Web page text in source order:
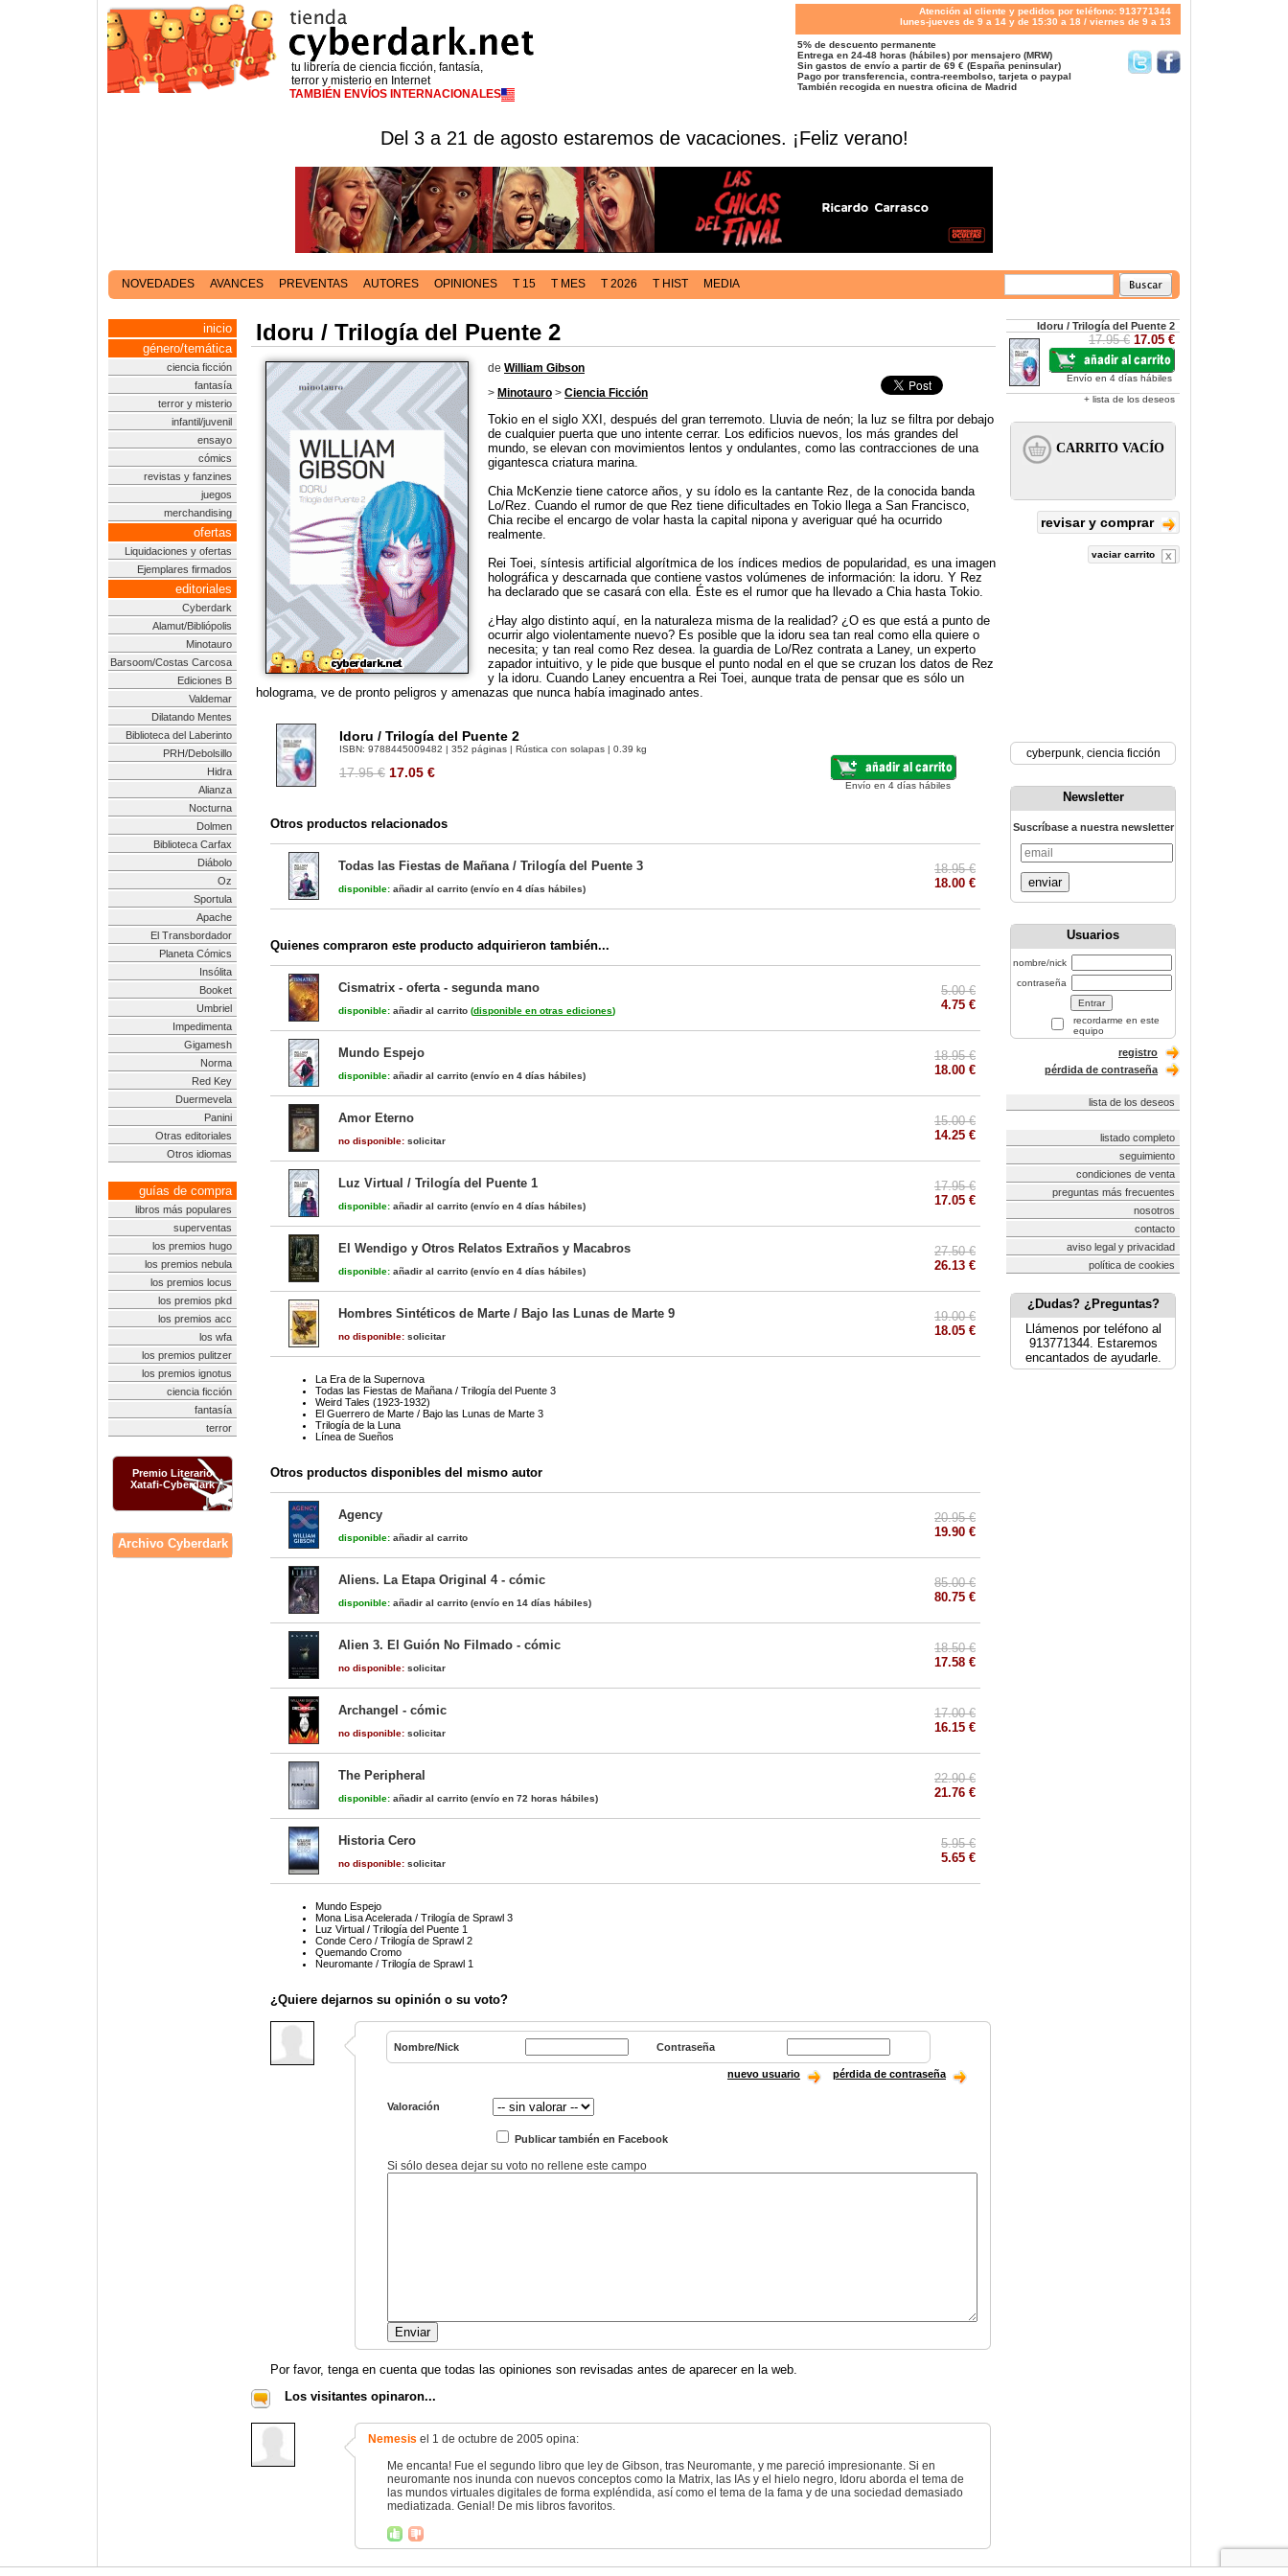
tu librería de ciencia ficción, fantasía,
terror y misterio en Internet
TAMBIÉN ENVÍOS INTERNACIONALES
Atención al cliente y pedidos por teléfono: 913771344
lunes-jueves de 9 a 14 y de 15:30 a 18 / viernes de 9 a 13
5% de descuento permanente
Entrega en 24-48 horas (hábiles) por mensajero (MRW)
Sin gastos de envío a partir de 69 € (España peninsular)
Pago por transferencia, contra-reembolso, tarjeta o paypal
También recogida en nuestra oficina de Madrid
Del 3 a 21 de agosto estaremos de vacaciones. ¡Feliz verano!
NOVEDADES AVANCES PREVENTAS AUTORES OPINIONES T 15 T MES T 2026 T HIST MEDIA
inicio
género/temática
ciencia ficción
fantasía
terror y misterio
infantil/juvenil
ensayo
cómics
revistas y fanzines
juegos
merchandising
ofertas
Liquidaciones y ofertas
Ejemplares firmados
editoriales
Cyberdark
Alamut/Bibliópolis
Minotauro
Barsoom/Costas Carcosa
Ediciones B
Valdemar
Dilatando Mentes
Biblioteca del Laberinto
PRH/Debolsillo
Hidra
Alianza
Nocturna
Dolmen
Biblioteca Carfax
Diábolo
Oz
Sportula
Apache
El Transbordador
Planeta Cómics
Insólita
Booket
Umbriel
Impedimenta
Gigamesh
Norma
Red Key
Duermevela
Panini
Otras editoriales
Otros idiomas
guías de compra
libros más populares
superventas
los premios hugo
los premios nebula
los premios locus
los premios pkd
los premios acc
los wfa
los premios pulitzer
los premios ignotus
ciencia ficción
fantasía
terror
Premio Literario
Xatafi-Cyberdark
Archivo Cyberdark
Idoru / Trilogía del Puente 2
de William Gibson
> Minotauro > Ciencia Ficción
Tokio en el siglo XXI, después del gran terremoto. Lluvia de neón; la luz se filtra por debajo
de cualquier puerta que uno intente cerrar. Los edificios nuevos, los más grandes del
mundo, se elevan con movimientos lentos y ondulantes, como las contracciones de una
gigantesca criatura marina.
Chia McKenzie tiene catorce años, y su ídolo es la cantante Rez, de la conocida banda
Lo/Rez. Cuando el rumor de que Rez tiene dificultades en Tokio llega a San Francisco,
Chia recibe el encargo de volar hasta la capital nipona y averiguar qué ha ocurrido
realmente.
Rei Toei, síntesis artificial algorítmica de los índices medios de popularidad, es una imagen
holográfica y descarnada que contiene vastos volúmenes de información: la idoru. Y Rez
ha declarado que se casará con ella. Éste es el rumor que ha llevado a Chia hasta Tokio.
¿Hay algo distinto aquí, en la naturaleza misma de la realidad? ¿O es que está a punto de
ocurrir algo violentamente nuevo? Es posible que la idoru sea tan real como ella quiere o
necesita; y tan real como Rez desea. la guardia de Lo/Rez contrata a Laney, un experto
zapador intuitivo, y le pide que busque el punto nodal en el que se cruzan los datos de Rez
y la idoru. Cuando Laney encuentra a Rei Toei, aunque trata de pensar que es sólo un
holograma, ve de pronto peligros y amenazas que nunca había imaginado antes.
Idoru / Trilogía del Puente 2
ISBN: 9788445009482 | 352 páginas | Rústica con solapas | 0.39 kg
17.95 € 17.05 €
Envío en 4 días hábiles
Otros productos relacionados
Todas las Fiestas de Mañana / Trilogía del Puente 3
disponible: añadir al carrito (envío en 4 días hábiles)
18.95 €
18.00 €
Quienes compraron este producto adquirieron también...
Cismatrix - oferta - segunda mano
disponible: añadir al carrito (disponible en otras ediciones)
5.00 €
4.75 €
Mundo Espejo
disponible: añadir al carrito (envío en 4 días hábiles)
18.95 €
18.00 €
Amor Eterno
no disponible: solicitar
15.00 €
14.25 €
Luz Virtual / Trilogía del Puente 1
disponible: añadir al carrito (envío en 4 días hábiles)
17.95 €
17.05 €
El Wendigo y Otros Relatos Extraños y Macabros
disponible: añadir al carrito (envío en 4 días hábiles)
27.50 €
26.13 €
Hombres Sintéticos de Marte / Bajo las Lunas de Marte 9
no disponible: solicitar
19.00 €
18.05 €
La Era de la Supernova
Todas las Fiestas de Mañana / Trilogía del Puente 3
Weird Tales (1923-1932)
El Guerrero de Marte / Bajo las Lunas de Marte 3
Trilogía de la Luna
Línea de Sueños
Otros productos disponibles del mismo autor
Agency
disponible: añadir al carrito
20.95 €
19.90 €
Aliens. La Etapa Original 4 - cómic
disponible: añadir al carrito (envío en 14 días hábiles)
85.00 €
80.75 €
Alien 3. El Guión No Filmado - cómic
no disponible: solicitar
18.50 €
17.58 €
Archangel - cómic
no disponible: solicitar
17.00 €
16.15 €
The Peripheral
disponible: añadir al carrito (envío en 72 horas hábiles)
22.90 €
21.76 €
Historia Cero
no disponible: solicitar
5.95 €
5.65 €
Mundo Espejo
Mona Lisa Acelerada / Trilogía de Sprawl 3
Luz Virtual / Trilogía del Puente 1
Conde Cero / Trilogía de Sprawl 2
Quemando Cromo
Neuromante / Trilogía de Sprawl 1
¿Quiere dejarnos su opinión o su voto?
Nombre/Nick Contraseña
nuevo usuario pérdida de contraseña
Valoración
Publicar también en Facebook
Si sólo desea dejar su voto no rellene este campo
Por favor, tenga en cuenta que todas las opiniones son revisadas antes de aparecer en la web.
Los visitantes opinaron...
Nemesis el 1 de octubre de 2005 opina:
Me encanta! Fue el segundo libro que ley de Gibson, tras Neuromante, y me pareció impresionante. Si en
neuromante nos inunda con nuevos conceptos como la Matrix, las IAs y el hielo negro, Idoru aborda el tema de
las mundos virtuales digitales de forma expléndida, así como el tema de la fama y de una sociedad demasiado
mediatizada. Genial! De mis libros favoritos.
Idoru / Trilogía del Puente 2
17.95 € 17.05 €
Envío en 4 días hábiles
+ lista de los deseos
revisar y comprar
vaciar carrito
cyberpunk, ciencia ficción
Newsletter
Suscríbase a nuestra newsletter
enviar
Usuarios
nombre/nick
contraseña
recordarme en este
equipo
registro
pérdida de contraseña
lista de los deseos
listado completo
seguimiento
condiciones de venta
preguntas más frecuentes
nosotros
contacto
aviso legal y privacidad
política de cookies
¿Dudas? ¿Preguntas?
Llámenos por teléfono al
913771344. Estaremos
encantados de ayudarle.